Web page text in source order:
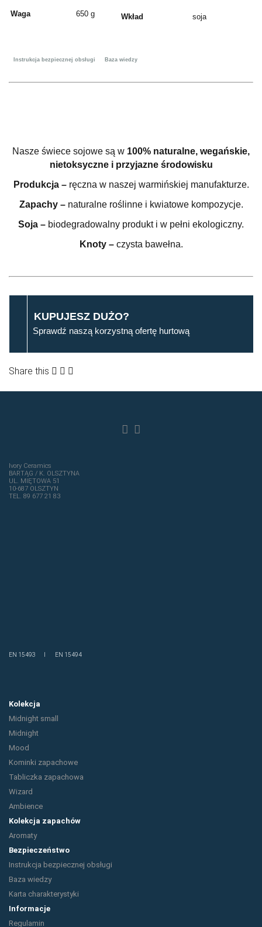
Waga 650 g Wkład soja
Instrukcja bezpiecznej obsługi Baza wiedzy
Nasze świece sojowe są w 100% naturalne, wegańskie,
nietoksyczne i przyjazne środowisku
Produkcja – ręczna w naszej warmińskiej manufakturze.
Zapachy – naturalne roślinne i kwiatowe kompozycje.
Soja – biodegradowalny produkt i w pełni ekologiczny.
Knoty – czysta bawełna.
KUPUJESZ DUŻO?
Sprawdź naszą korzystną ofertę hurtową
Share this
Ivory Ceramics
BARTĄG / K. OLSZTYNA
UL. MIĘTOWA 51
10-687 OLSZTYN
TEL. 89 677 21 83
EN 15493 I EN 15494
Kolekcja
Midnight small
Midnight
Mood
Kominki zapachowe
Tabliczka zapachowa
Wizard
Ambience
Kolekcja zapachów
Aromaty
Bezpieczeństwo
Instrukcja bezpiecznej obsługi
Baza wiedzy
Karta charakterystyki
Informacje
Regulamin